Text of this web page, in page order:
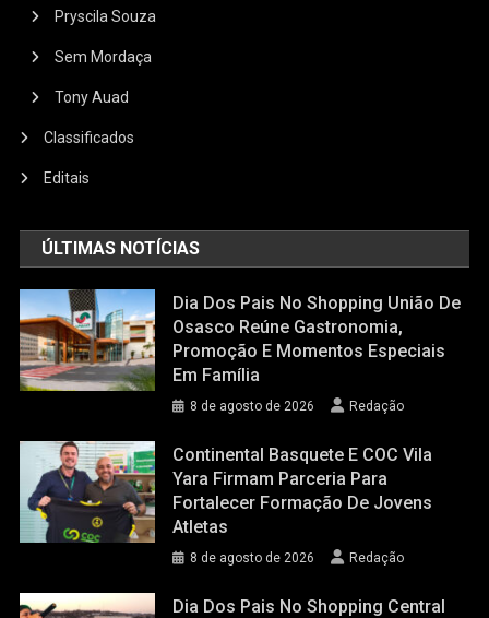
Pryscila Souza
Sem Mordaça
Tony Auad
Classificados
Editais
ÚLTIMAS NOTÍCIAS
Dia Dos Pais No Shopping União De
Osasco Reúne Gastronomia,
Promoção E Momentos Especiais
Em Família
8 de agosto de 2026 Redação
Continental Basquete E COC Vila
Yara Firmam Parceria Para
Fortalecer Formação De Jovens
Atletas
8 de agosto de 2026 Redação
Dia Dos Pais No Shopping Central